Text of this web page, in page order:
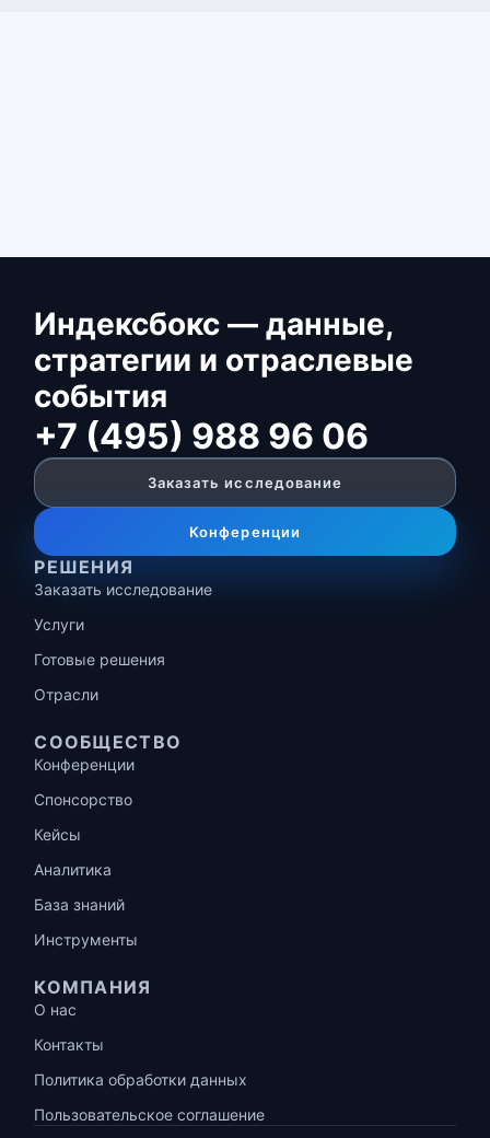
Индексбокс — данные,
стратегии и отраслевые
события
+7 (495) 988 96 06
Заказать исследование
Конференции
РЕШЕНИЯ
Заказать исследование
Услуги
Готовые решения
Отрасли
СООБЩЕСТВО
Конференции
Спонсорство
Кейсы
Аналитика
База знаний
Инструменты
КОМПАНИЯ
О нас
Контакты
Политика обработки данных
Пользовательское соглашение